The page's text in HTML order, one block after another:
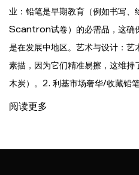
业：铅笔是早期教育（例如书写、
Scantron试卷）的必需品，这确
是在发展中地区。艺术与设计：艺
素描，因为它们精准易擦，这维持
木炭）。2. 利基市场奢华/收藏铅
阅读更多